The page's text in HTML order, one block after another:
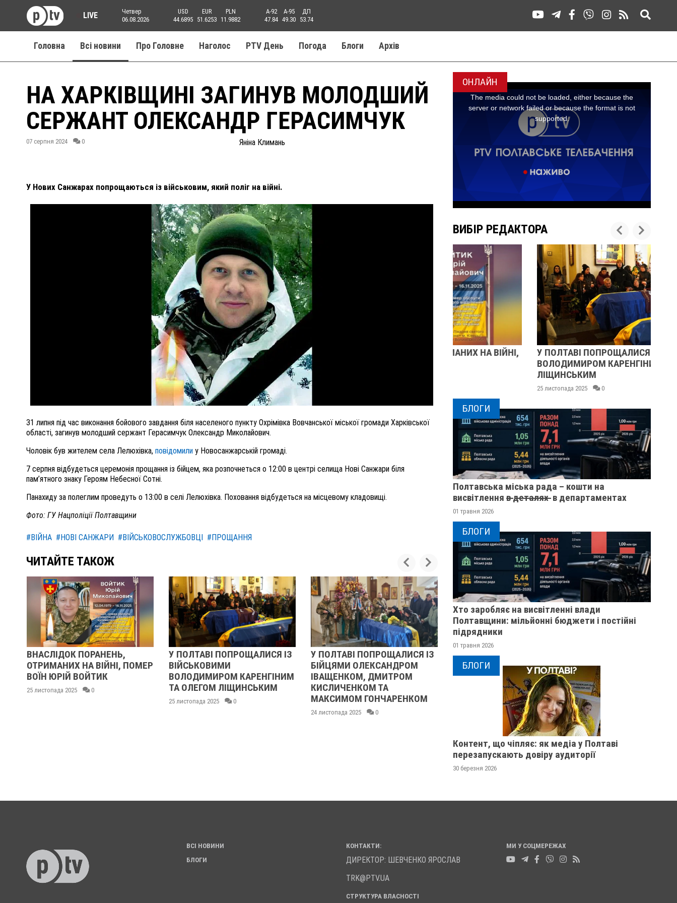
LIVE
Четвер
06.08.2026
USD
44.6895
EUR
51.6253
PLN
11.9882
A-92
47.84
A-95
49.30
ДП
53.74
Головна Всі новини Про Головне Наголос PTV День Погода Блоги Aрхів
НА ХАРКІВЩИНІ ЗАГИНУВ МОЛОДШИЙ
СЕРЖАНТ ОЛЕКСАНДР ГЕРАСИМЧУК
07 серпня 2024 0 Яніна Климань
У Нових Санжарах попрощаються із військовим, який поліг на війні.
31 липня під час виконання бойового завдання біля населеного пункту Охрімівка Вовчанської міської громади Харківської
області, загинув молодший сержант Герасимчук Олександр Миколайович.
Чоловік був жителем села Лелюхівка, повідомили у Новосанжарській громаді.
7 серпня відбудеться церемонія прощання із бійцем, яка розпочнеться о 12:00 в центрі селища Нові Санжари біля
пам’ятного знаку Героям Небесної Сотні.
Панахиду за полеглим проведуть о 13:00 в селі Лелюхівка. Поховання відбудеться на місцевому кладовищі.
Фото: ГУ Нацполіції Полтавщини
#ВІЙНА #НОВІ САНЖАРИ #ВІЙСЬКОВОСЛУЖБОВЦІ #ПРОЩАННЯ
ЧИТАЙТЕ ТАКОЖ
ВНАСЛІДОК ПОРАНЕНЬ,
ОТРИМАНИХ НА ВІЙНІ, ПОМЕР
ВОЇН ЮРІЙ ВОЙТИК
25 листопада 2025 0
У ПОЛТАВІ ПОПРОЩАЛИСЯ ІЗ
ВІЙСЬКОВИМИ
ВОЛОДИМИРОМ КАРЕНГІНИМ
ТА ОЛЕГОМ ЛІЩИНСЬКИМ
25 листопада 2025 0
У ПОЛТАВІ ПОПРОЩАЛИСЯ ІЗ
БІЙЦЯМИ ОЛЕКСАНДРОМ
ІВАЩЕНКОМ, ДМИТРОМ
КИСЛИЧЕНКОМ ТА
МАКСИМОМ ГОНЧАРЕНКОМ
24 листопада 2025 0
1000 ТІЛ: УКРАЇНА ОТРИМАЛА
РЕПАТРІЙОВАНІ ОСТАНКИ
20 листопада 2025
ЙМОВІРНО ВПАВ У
19 листопада 2025
ОНЛАЙН
ВИБІР РЕДАКТОРА
ПОЛІЦІЯ ПОЛТАВЩИНИ РОЗШУКУЄ 62-РІЧНУ
ВНАСЛІДОК ПОРАНЕНЬ, ОТРИМАНИХ НА ВІЙНІ,
ПОМЕР ВОЇН ЮРІЙ ВОЙТИК
25 листопада 2025 0
У ПОЛТАВІ ПОПРОЩАЛИСЯ ІЗ ВІЙСЬКОВИМИ
ВОЛОДИМИРОМ КАРЕНГІНИМ ТА ОЛЕГОМ
БЛОГИ
Полтавська міська рада – кошти на
висвітлення в̶ ̶д̶е̶т̶а̶л̶я̶х̶ ̶ в департаментах
01 травня 2026
БЛОГИ
Хто заробляє на висвітленні влади
Полтавщини: мільйонні бюджети і постійні
підрядники
01 травня 2026
БЛОГИ
Контент, що чіпляє: як медіа у Полтаві
перезапускають довіру аудиторії
30 березня 2026
ВСІ НОВИНИ
БЛОГИ
КОНТАКТИ:
ДИРЕКТОР: ШЕВЧЕНКО ЯРОСЛАВ
TRK@PTV.UA
СТРУКТУРА ВЛАСНОСТІ
МИ У СОЦМЕРЕЖАХ